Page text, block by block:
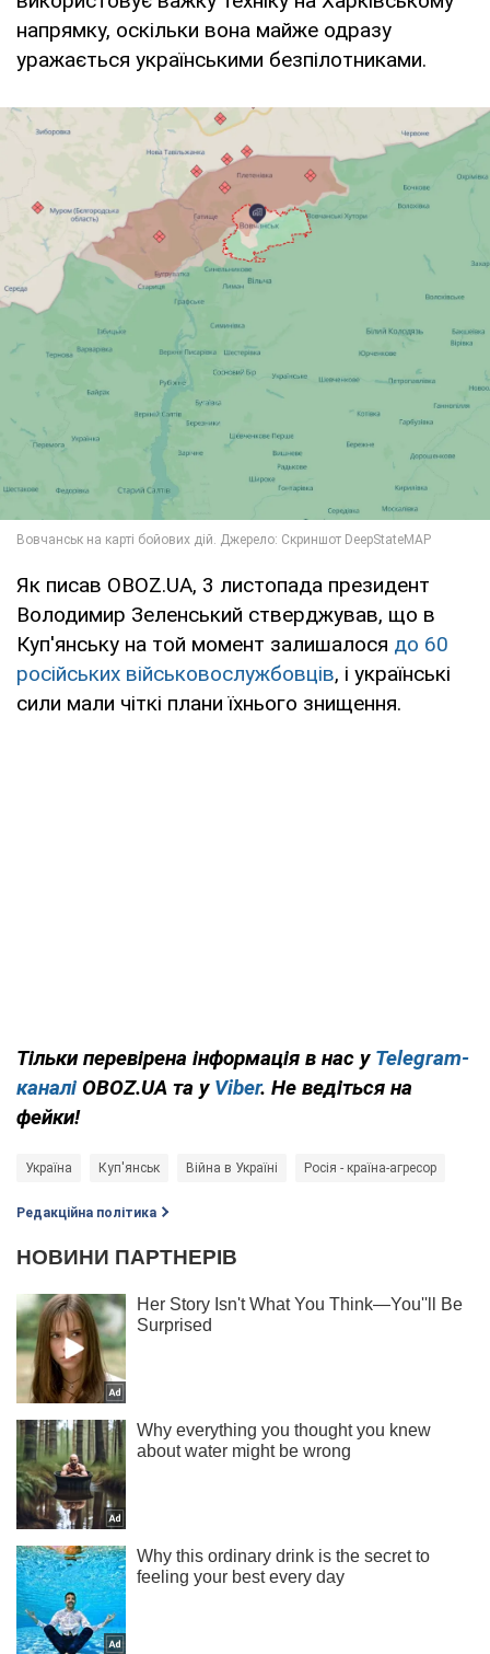
напрямку, оскільки вона майже одразу
уражається українськими безпілотниками.
Як писав OBOZ.UA, 3 листопада президент
Володимир Зеленський стверджував, що в
Куп'янську на той момент залишалося до 60
російських військовослужбовців, і українські
сили мали чіткі плани їхнього знищення.
Тільки перевірена інформація в нас у Telegram-
каналі OBOZ.UA та у Viber. Не ведіться на
фейки!
Україна Куп'янськ Війна в Україні Росія - країна-агресор
Редакційна політика